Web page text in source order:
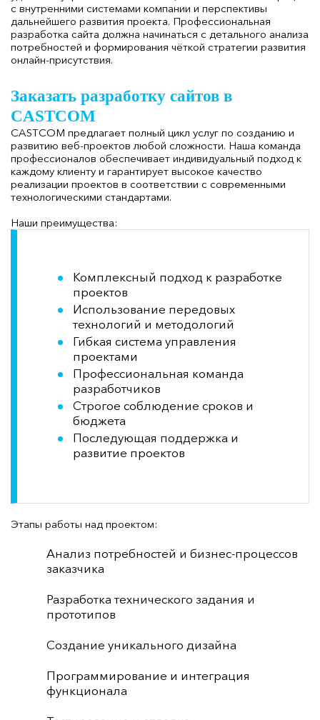
с внутренними системами компании и перспективы
дальнейшего развития проекта. Профессиональная
разработка сайта должна начинаться с детального анализа
потребностей и формирования чёткой стратегии развития
онлайн-присутствия.
Заказать разработку сайтов в
CASTCOM
CASTCOM предлагает полный цикл услуг по созданию и
развитию веб-проектов любой сложности. Наша команда
профессионалов обеспечивает индивидуальный подход к
каждому клиенту и гарантирует высокое качество
реализации проектов в соответствии с современными
технологическими стандартами.
Наши преимущества:
Комплексный подход к разработке
проектов
Использование передовых
технологий и методологий
Гибкая система управления
проектами
Профессиональная команда
разработчиков
Строгое соблюдение сроков и
бюджета
Последующая поддержка и
развитие проектов
Этапы работы над проектом:
Анализ потребностей и бизнес-процессов
заказчика
Разработка технического задания и
прототипов
Создание уникального дизайна
Программирование и интеграция
функционала